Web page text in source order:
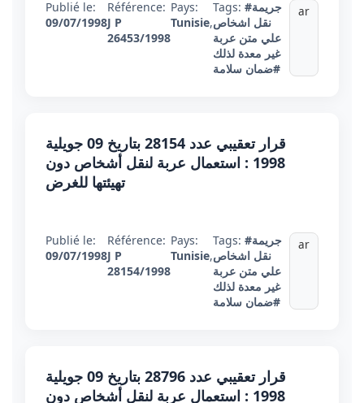
Publié le:
09/07/1998
Référence:
J P
26453/1998
Pays:
Tunisie,
Tags: #جريمة
نقل اشخاص
علي متن عربة
غير معدة لذلك
#ضمان سلامة
ar
قرار تعقيبي عدد 28154 بتاريخ 09 جويلية
1998 : استعمال عربة لنقل أشخاص دون
تهيئتها للغرض
Publié le:
09/07/1998
Référence:
J P
28154/1998
Pays:
Tunisie,
Tags: #جريمة
نقل اشخاص
علي متن عربة
غير معدة لذلك
#ضمان سلامة
ar
قرار تعقيبي عدد 28796 بتاريخ 09 جويلية
1998 : استعمال عربة لنقل أشخاص دون